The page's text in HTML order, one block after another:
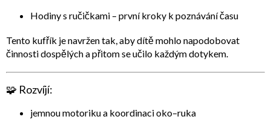
Hodiny s ručičkami – první kroky k poznávání času
Tento kufřík je navržen tak, aby dítě mohlonapodobovat
činnosti dospělýcha přitom se učilo každým dotykem.
🧩 Rozvíjí:
jemnou motoriku a koordinaci oko–ruka